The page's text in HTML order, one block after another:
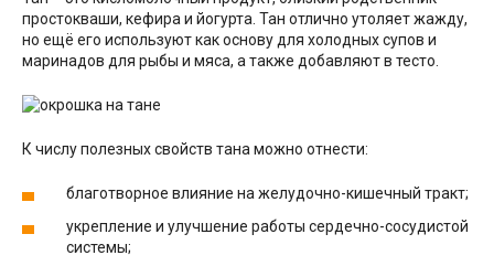
простокваши, кефира и йогурта. Тан отлично утоляет жажду,
но ещё его используют как основу для холодных супов и
маринадов для рыбы и мяса, а также добавляют в тесто.
К числу полезных свойств тана можно отнести:
благотворное влияние на желудочно-кишечный тракт;
укрепление и улучшение работы сердечно-сосудистой
системы;